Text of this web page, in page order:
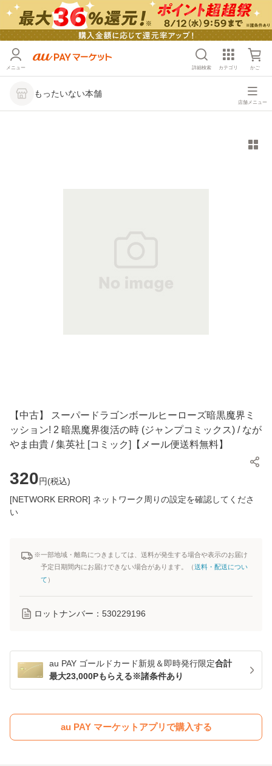
メニュー 詳細検索 カテゴリ かご
もったいない本舗
店舗メニュー
【中古】 スーパードラゴンボールヒーローズ暗黒魔界ミ
ッション! 2 暗黒魔界復活の時 (ジャンプコミックス) / なが
やま由貴 / 集英社 [コミック]【メール便送料無料】
320円(税込)
[NETWORK ERROR] ネットワーク周りの設定を確認してくださ
い
※一部地域・離島につきましては、送料が発生する場合や表示のお届け
予定日期間内にお届けできない場合があります。（送料・配送につい
て ）
ロットナンバー： 530229196
au PAY ゴールドカード新規＆即時発行限定合計
最大23,000Pもらえる※諸条件あり
au PAY マーケットアプリで購入する